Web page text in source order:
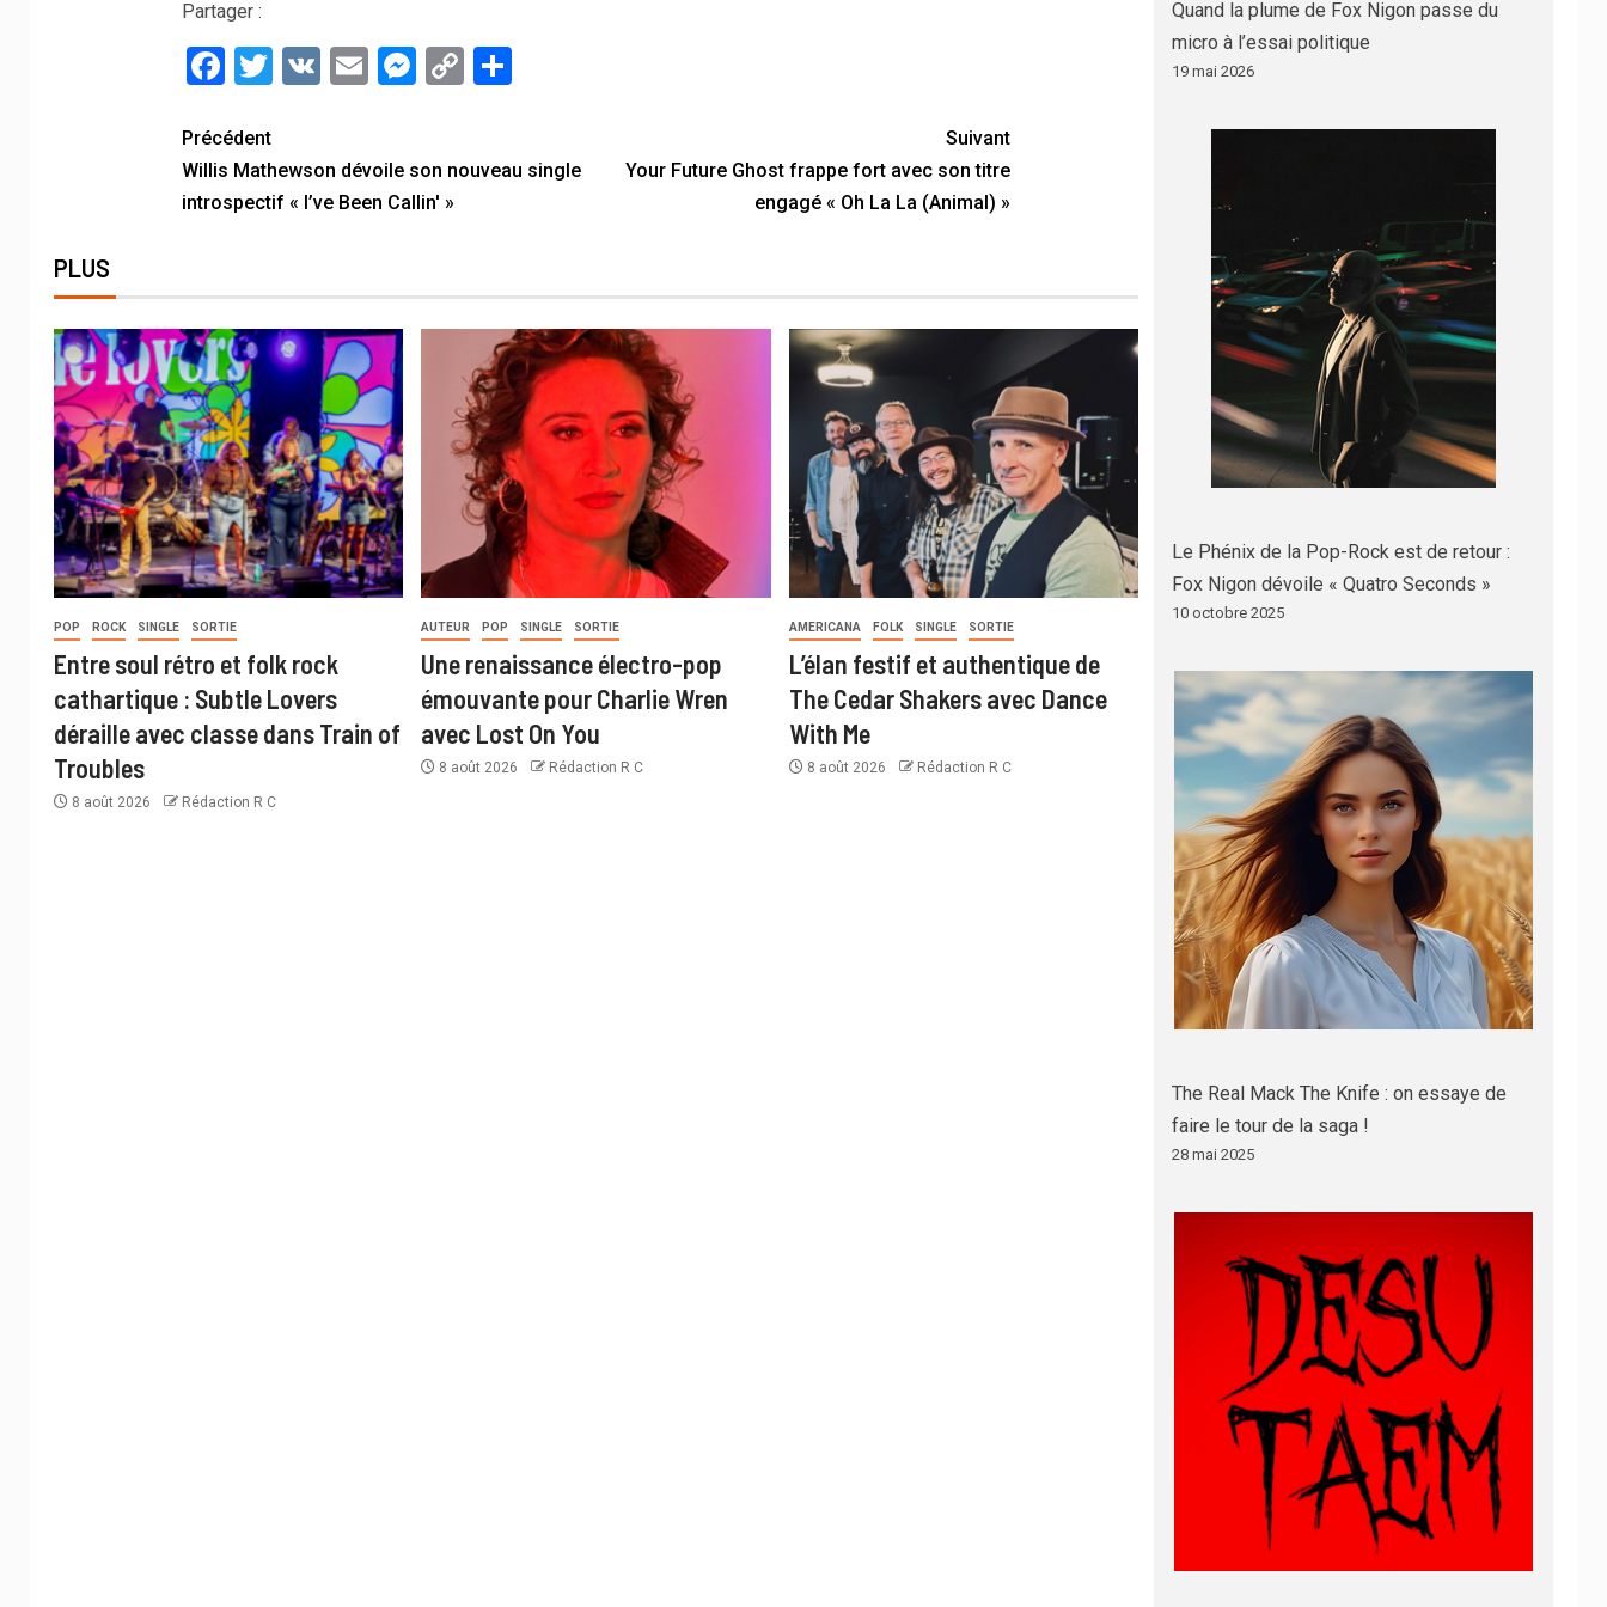
Partager :
Facebook
Twitter
VKEmailMessenger
CopyPartager
Précédent
Willis Mathewson dévoile son nouveau single
introspectif « I’ve Been Callin' »
Suivant
Your Future Ghost frappe fort avec son titre
engagé « Oh La La (Animal) »
PLUS
POP ROCK SINGLE SORTIE
Entre soul rétro et folk rock
cathartique : Subtle Lovers
déraille avec classe dans Train of
Troubles
8 août 2026 Rédaction R C
AUTEUR POP SINGLE SORTIE
Une renaissance électro-pop
émouvante pour Charlie Wren
avec Lost On You
8 août 2026 Rédaction R C
AMERICANA FOLK SINGLE SORTIE
L’élan festif et authentique de
The Cedar Shakers avec Dance
With Me
8 août 2026 Rédaction R C
Quand la plume de Fox Nigon passe du
micro à l’essai politique
19 mai 2026
Le Phénix de la Pop-Rock est de retour :
Fox Nigon dévoile « Quatro Seconds »
10 octobre 2025
The Real Mack The Knife : on essaye de
faire le tour de la saga !
28 mai 2025